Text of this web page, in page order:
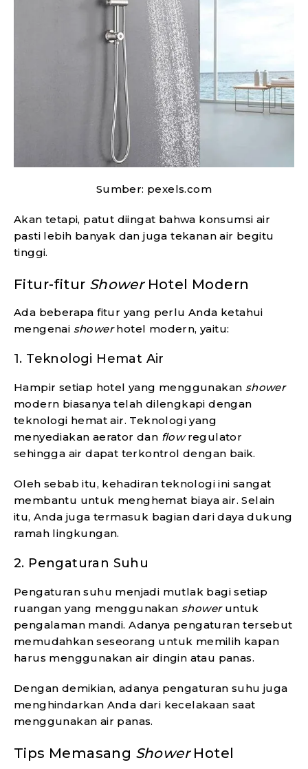
Sumber: pexels.com
Akan tetapi, patut diingat bahwa konsumsi air
pasti lebih banyak dan juga tekanan air begitu
tinggi.
Fitur-fitur ShowerHotel Modern
Ada beberapa fitur yang perlu Anda ketahui
mengenai showerhotel modern, yaitu:
1. Teknologi Hemat Air
Hampir setiap hotel yang menggunakan shower
modern biasanya telah dilengkapi dengan
teknologi hemat air. Teknologi yang
menyediakan aerator dan flowregulator
sehingga air dapat terkontrol dengan baik.
Oleh sebab itu, kehadiran teknologi ini sangat
membantu untuk menghemat biaya air. Selain
itu, Anda juga termasuk bagian dari daya dukung
ramah lingkungan.
2. Pengaturan Suhu
Pengaturan suhu menjadi mutlak bagi setiap
ruangan yang menggunakan shower untuk
pengalaman mandi. Adanya pengaturan tersebut
memudahkan seseorang untuk memilih kapan
harus menggunakan air dingin atau panas.
Dengan demikian, adanya pengaturan suhu juga
menghindarkan Anda dari kecelakaan saat
menggunakan air panas.
Tips Memasang ShowerHotel